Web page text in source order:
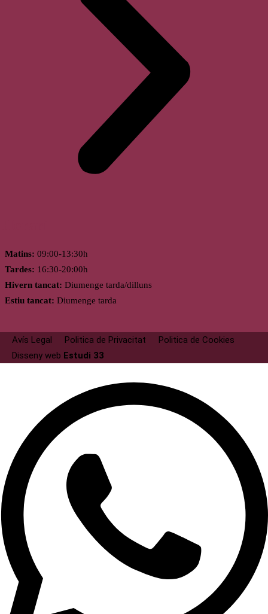
Matins: 09:00-13:30h
Tardes: 16:30-20:00h
Hivern tancat: Diumenge tarda/dilluns
Estiu tancat: Diumenge tarda
Avís Legal Politica de Privacitat
Politica de Cookies
Disseny web Estudi 33